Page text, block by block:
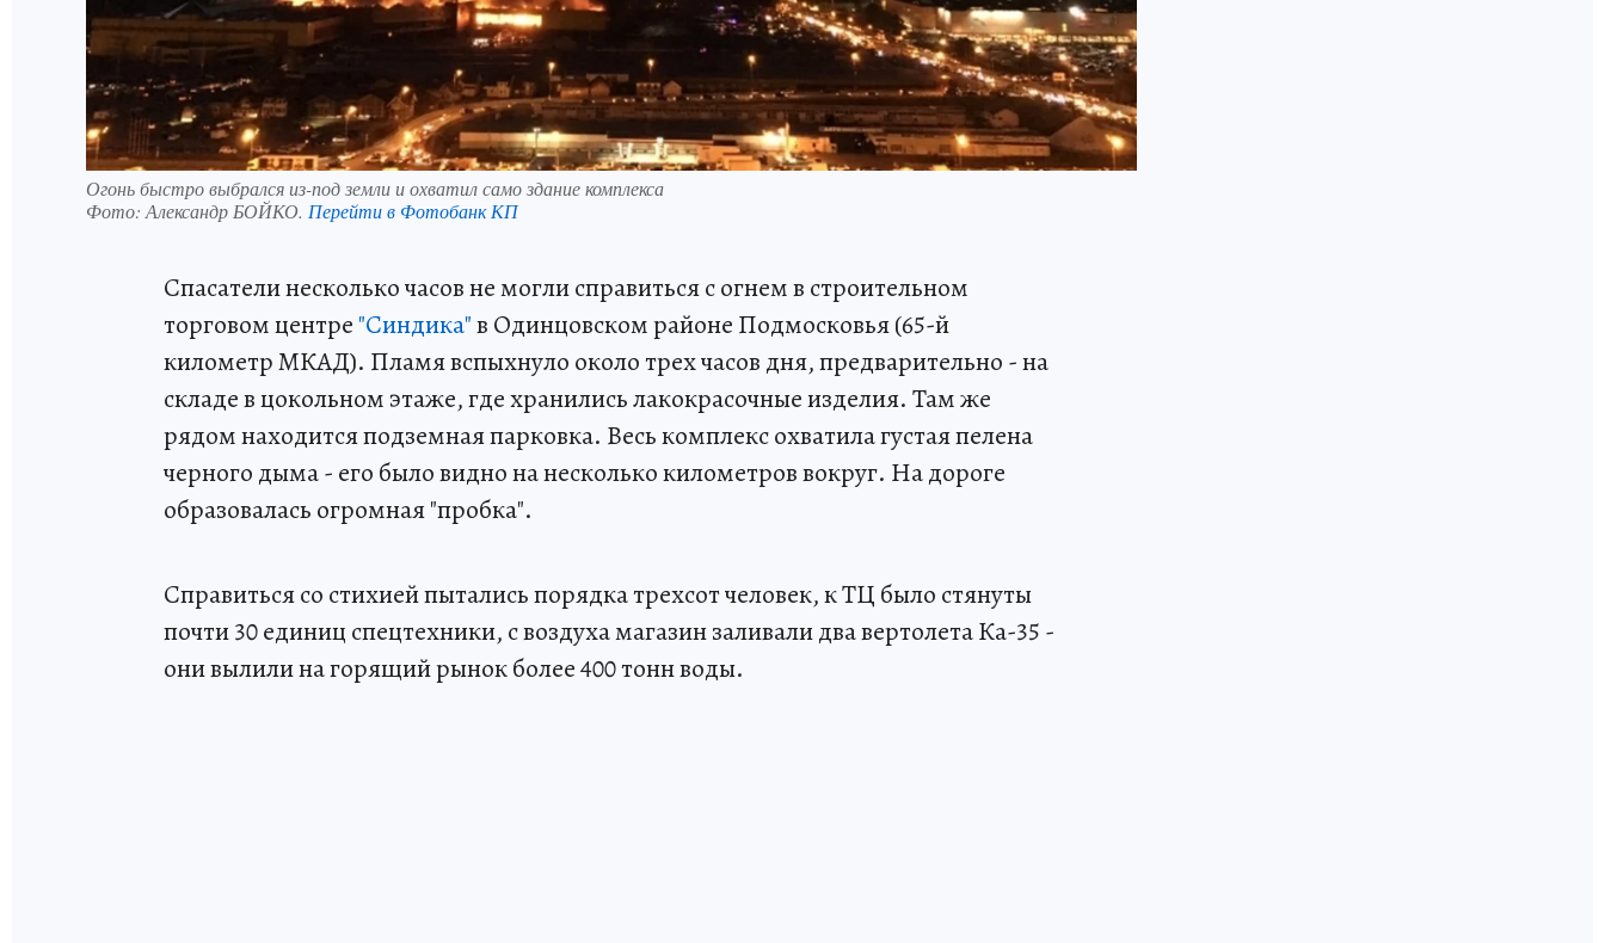
Огонь быстро выбрался из-под земли и охватил само здание комплекса
Фото: Александр БОЙКО. Перейти в Фотобанк КП
Спасатели несколько часов не могли справиться с огнем в строительном
торговом центре "Синдика"в Одинцовском районе Подмосковья (65-й
километр МКАД). Пламя вспыхнуло около трех часов дня, предварительно - на
складе в цокольном этаже, где хранились лакокрасочные изделия. Там же
рядом находится подземная парковка. Весь комплекс охватила густая пелена
черного дыма - его было видно на несколько километров вокруг. На дороге
образовалась огромная "пробка".
Справиться со стихией пытались порядка трехсот человек, к ТЦ было стянуты
почти 30 единиц спецтехники, с воздуха магазин заливали два вертолета Ка-35 -
они вылили на горящий рынок более 400 тонн воды.